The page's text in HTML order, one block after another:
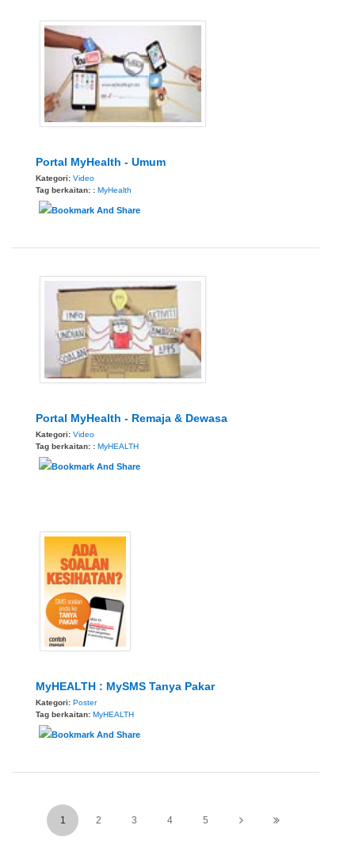
Portal MyHealth - Umum
Kategori: Video
Tag berkaitan: : MyHealth
Portal MyHealth - Remaja & Dewasa
Kategori: Video
Tag berkaitan: : MyHEALTH
MyHEALTH : MySMS Tanya Pakar
Kategori: Poster
Tag berkaitan: MyHEALTH
1 2 3 4 5